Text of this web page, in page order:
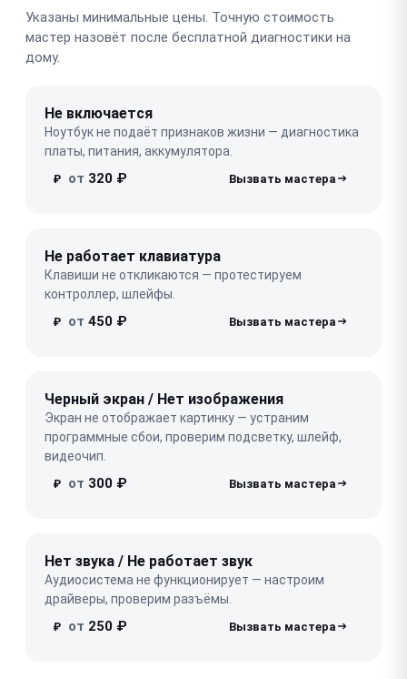
Указаны минимальные цены. Точную стоимость
мастер назовёт после бесплатной диагностики на
дому.
Не включается
Ноутбук не подаёт признаков жизни — диагностика
платы, питания, аккумулятора.
₽ от 320 ₽
Не работает клавиатура
Клавиши не откликаются — протестируем
контроллер, шлейфы.
₽ от 450 ₽
Черный экран / Нет изображения
Экран не отображает картинку — устраним
программные сбои, проверим подсветку, шлейф,
видеочип.
₽ от 300 ₽
Нет звука / Не работает звук
Аудиосистема не функционирует — настроим
драйверы, проверим разъёмы.
₽ от 250 ₽